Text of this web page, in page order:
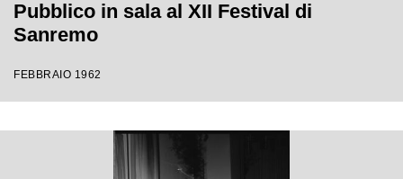
Pubblico in sala al XII Festival di
Sanremo
FEBBRAIO 1962